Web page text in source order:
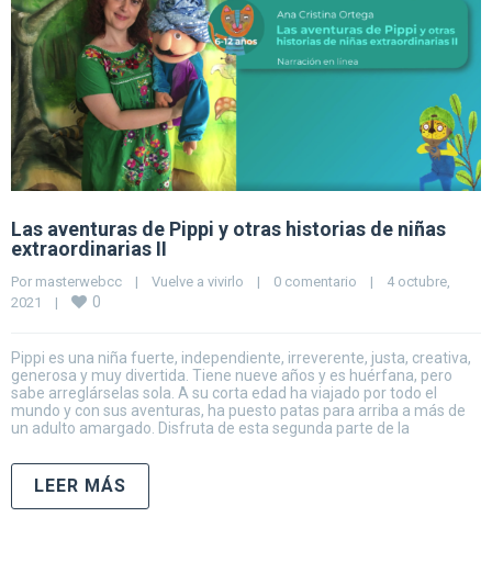
Las aventuras de Pippi y otras historias de niñas
extraordinarias II
Por masterwebcc | Vuelve a vivirlo | 0 comentario |
4 octubre,
2021 | 0
Pippi es una niña fuerte, independiente, irreverente, justa, creativa,
generosa y muy divertida. Tiene nueve años y es huérfana, pero
sabe arreglárselas sola. A su corta edad ha viajado por todo el
mundo y con sus aventuras, ha puesto patas para arriba a más de
un adulto amargado. Disfruta de esta segunda parte de la
LEER MÁS